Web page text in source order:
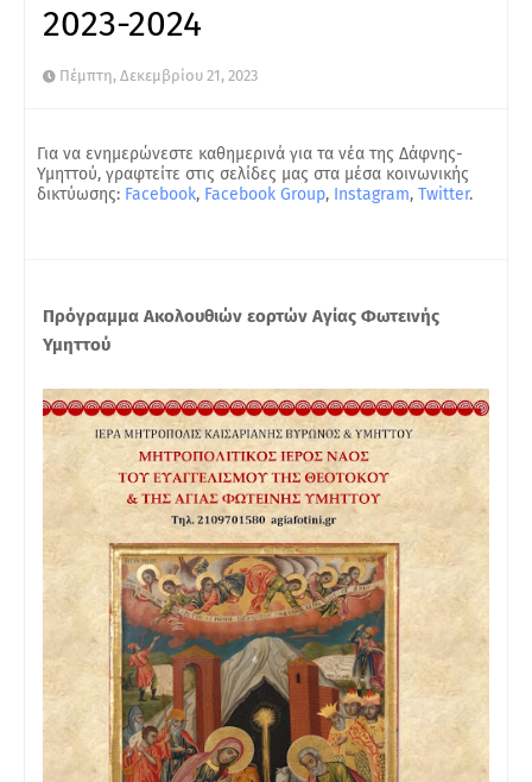
2023-2024
Πέμπτη, Δεκεμβρίου 21, 2023
Για να ενημερώνεστε καθημερινά για τα νέα της Δάφνης-
Υμηττού, γραφτείτε στις σελίδες μας στα μέσα κοινωνικής
δικτύωσης: Facebook, Facebook Group, Instagram, Twitter.
Πρόγραμμα Ακολουθιών εορτών Αγίας Φωτεινής
Υμηττού